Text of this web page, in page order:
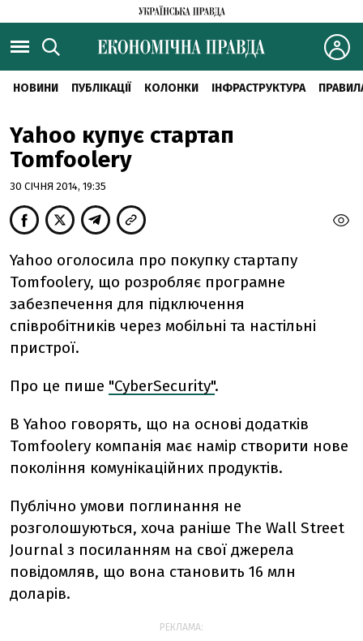
НОВИНИ ПУБЛІКАЦІЇ КОЛОНКИ ІНФРАСТРУКТУРА
Yahoo купує стартап
Tomfoolery
30 СІЧНЯ 2014, 19:35
Yahoo оголосила про покупку стартапу
Tomfoolery, що розробляє програмне
забезпечення для підключення
співробітників через мобільні та настільні
пристрої.
Про це пише "CyberSecurity".
В Yahoo говорять, що на основі додатків
Tomfoolery компанія має намір створити нове
покоління комунікаційних продуктів.
Публічно умови поглинання не
розголошуються, хоча раніше The Wall Street
Journal з посиланням на свої джерела
повідомляв, що вона становить 16 млн
доларів.
РЕКЛАМА: